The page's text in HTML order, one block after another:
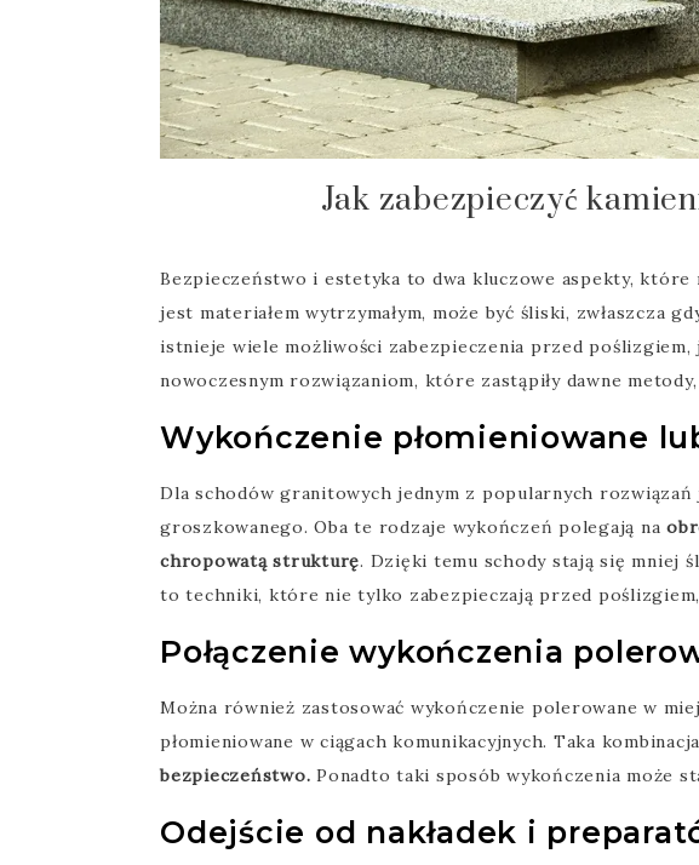
Jak zabezpieczyć
Bezpieczeństwo i estetyka to dwa kluczowe aspekty, które
jest materiałem wytrzymałym, może być śliski, zwłaszcza
istnieje wiele możliwości zabezpieczenia przed
nowoczesnym rozwiązaniom, które zastąpiły dawne
Wykończenie płomieniowane
Dla schodów granitowych jednym z popularnych
groszkowanego. Oba te rodzaje wykończeń polegają na
chropowatą strukturę. Dzięki temu schody stają się mniej
to techniki, które nie tylko zabezpieczają przed
Połączenie wykończenia
Można również zastosować wykończenie polerowane w
płomieniowane w ciągach komunikacyjnych. Taka
bezpieczeństwo. Ponadto taki sposób wykończenia może
Odejście od nakładek i